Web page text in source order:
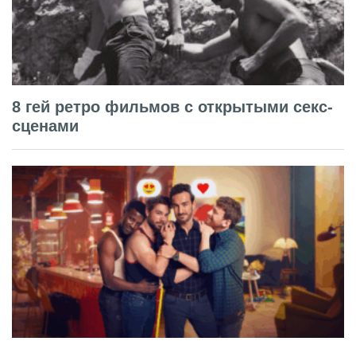
8 гей ретро фильмов с открытыми секс-
сценами